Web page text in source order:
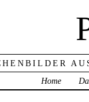
Home